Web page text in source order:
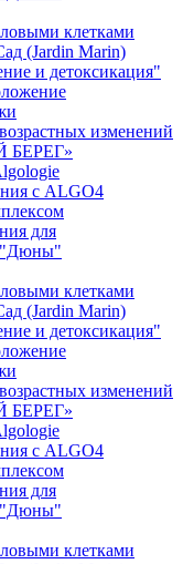
клетками
(Jardin Marin)
и детоксикация"
изменений
БЕРЕГ»
с ALGO4
для
"Дюны"
клетками
(Jardin Marin)
и детоксикация"
изменений
БЕРЕГ»
с ALGO4
для
"Дюны"
клетками